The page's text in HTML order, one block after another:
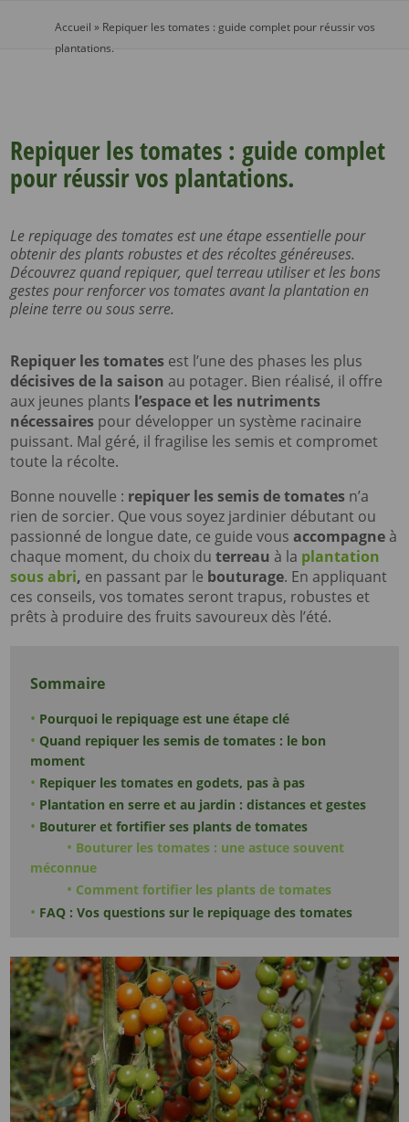
Accueil » Repiquer les tomates : guide complet pour réussir vos
plantations.
Repiquer les tomates : guide complet
pour réussir vos plantations.
Le repiquage des tomates est une étape essentielle pour
obtenir des plants robustes et des récoltes généreuses.
Découvrez quand repiquer, quel terreau utiliser et les bons
gestes pour renforcer vos tomates avant la plantation en
pleine terre ou sous serre.
Repiquer les tomates est l’une des phases les plus
décisives de la saison au potager. Bien réalisé, il offre
aux jeunes plants l’espace et les nutriments
nécessaires pour développer un système racinaire
puissant. Mal géré, il fragilise les semis et compromet
toute la récolte.
Bonne nouvelle : repiquer les semis de tomates n’a
rien de sorcier. Que vous soyez jardinier débutant ou
passionné de longue date, ce guide vousaccompagne à
chaque moment, du choix duterreau à la plantation
sous abri, en passant par le bouturage. En appliquant
ces conseils, vos tomates seront trapus, robustes et
prêts à produire des fruits savoureux dès l’été.
Sommaire
Pourquoi le repiquage est une étape clé
Quand repiquer les semis de tomates : le bon
moment
Repiquer les tomates en godets, pas à pas
Plantation en serre et au jardin : distances et gestes
Bouturer et fortifier ses plants de tomates
Bouturer les tomates : une astuce souvent
méconnue
Comment fortifier les plants de tomates
FAQ : Vos questions sur le repiquage des tomates